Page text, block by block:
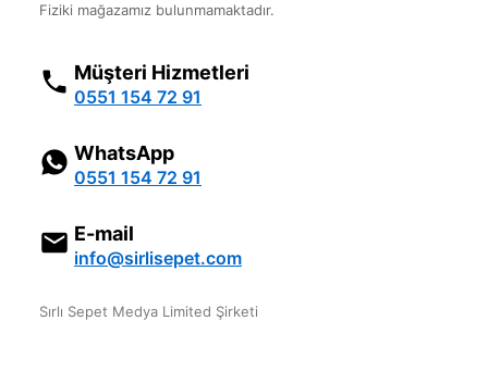
Fiziki mağazamız bulunmamaktadır.
Müşteri Hizmetleri
0551 154 72 91
WhatsApp
0551 154 72 91
E-mail
info@sirlisepet.com
Sırlı Sepet Medya Limited Şirketi